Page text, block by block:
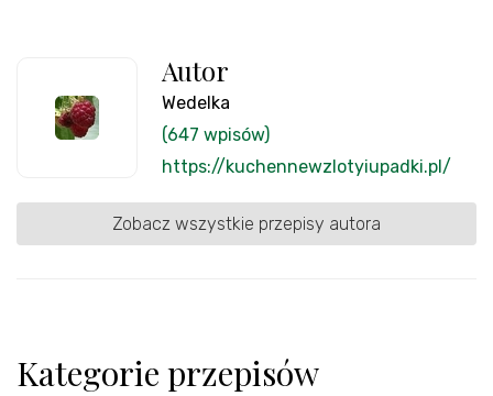
Autor
Wedelka
(647 wpisów)
https://kuchennewzlotyiupadki.pl/
Zobacz wszystkie przepisy autora
Kategorie przepisów